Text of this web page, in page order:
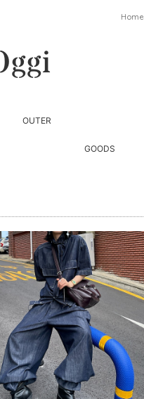
Home
OUTER
GOODS